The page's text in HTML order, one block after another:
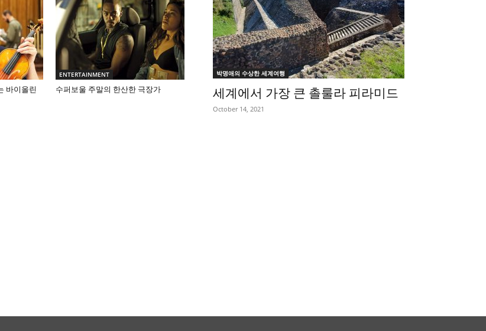
바이올린
ENTERTAINMENT
수퍼보울 주말의 한산한 극장가
박명애의 수상한 세계여행
세계에서 가장 큰 촐룰라 피라미드
October 14, 2021